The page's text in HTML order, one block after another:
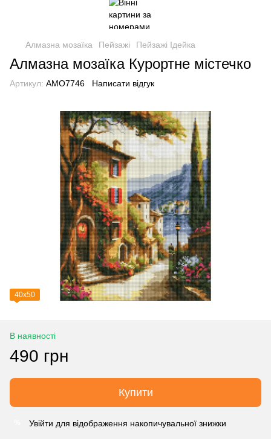
Алмазна мозаїка Пейзажі Пейзажі Ідейка
Алмазна мозаїка Курортне містечко
Артикул: AMO7746 Написати відгук
40х50
В наявності
490 грн
Купити
Увійти для відображення накопичувальної знижки